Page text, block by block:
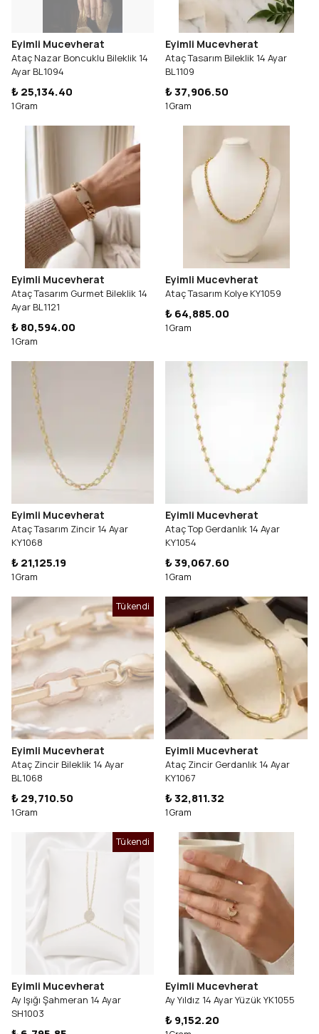
Eyimli Mucevherat
Ataç Nazar Boncuklu Bileklik 14
Ayar BL1094
₺ 25,134.40
1 Gram
Eyimli Mucevherat
Ataç Tasarım Bileklik 14 Ayar
BL1109
₺ 37,906.50
1 Gram
Eyimli Mucevherat
Ataç Tasarım Gurmet Bileklik 14
Ayar BL1121
₺ 80,594.00
1 Gram
Eyimli Mucevherat
Ataç Tasarım Kolye KY1059
₺ 64,885.00
1 Gram
Eyimli Mucevherat
Ataç Tasarım Zincir 14 Ayar
KY1068
₺ 21,125.19
1 Gram
Eyimli Mucevherat
Ataç Top Gerdanlık 14 Ayar
KY1054
₺ 39,067.60
1 Gram
Tükendi
Eyimli Mucevherat
Ataç Zincir Bileklik 14 Ayar
BL1068
₺ 29,710.50
1 Gram
Eyimli Mucevherat
Ataç Zincir Gerdanlık 14 Ayar
KY1067
₺ 32,811.32
1 Gram
Tükendi
Eyimli Mucevherat
Ay Işığı Şahmeran 14 Ayar
SH1003
Eyimli Mucevherat
Ay Yıldız 14 Ayar Yüzük YK1055
₺ 9,152.20